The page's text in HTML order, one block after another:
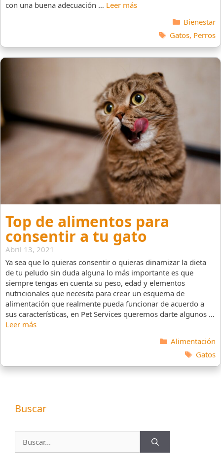
con una buena adecuación … Leer más
Categorías
Bienestar
Etiquetas
Gatos, Perros
Top de alimentos para
consentir a tu gato
Abril 13, 2021
Ya sea que lo quieras consentir o quieras dinamizar la dieta
de tu peludo sin duda alguna lo más importante es que
siempre tengas en cuenta su peso, edad y elementos
nutricionales que necesita para crear un esquema de
alimentación que realmente pueda funcionar de acuerdo a
sus características, en Pet Services queremos darte algunos …
Leer más
Categorías
Alimentación
Gatos
Buscar